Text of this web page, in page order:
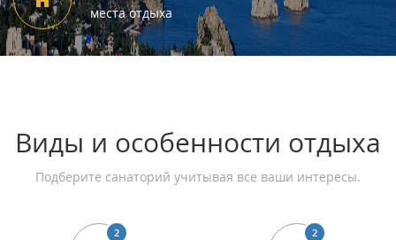
места отдыха
Виды и особенности отдыха
Подберите санаторий учитывая все ваши интересы.
2 2